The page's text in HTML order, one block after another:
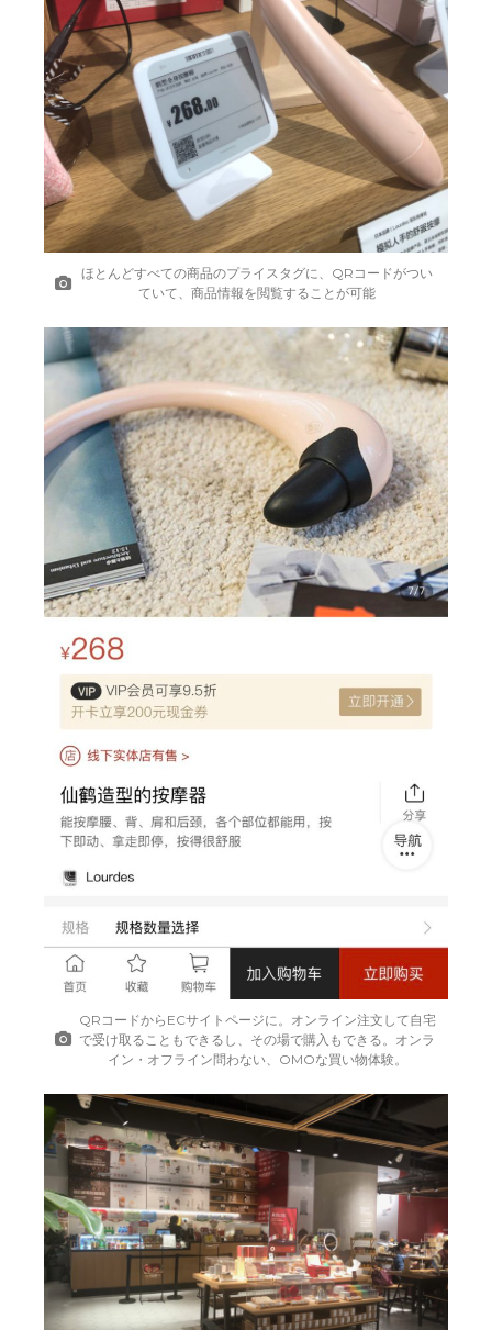
ほとんどすべての商品のプライスタグに、QRコードがつい
ていて、商品情報を閲覧することが可能
QRコードからECサイトページに。オンライン注文して自宅
で受け取ることもできるし、その場で購入もできる。オンラ
イン・オフライン問わない、OMOな買い物体験。